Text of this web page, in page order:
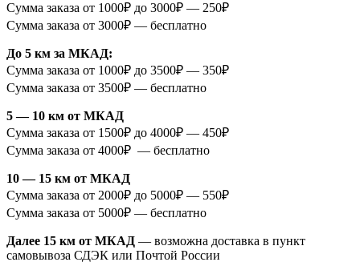
Сумма заказа от 1000₽ до 3000₽ — 250₽
Сумма заказа от 3000₽ — бесплатно
До 5 км за МКАД:
Сумма заказа от 1000₽ до 3500₽ — 350₽
Сумма заказа от 3500₽ — бесплатно
5 — 10 км от МКАД
Сумма заказа от 1500₽ до 4000₽ — 450₽
Сумма заказа от 4000₽ — бесплатно
10 — 15 км от МКАД
Сумма заказа от 2000₽ до 5000₽ — 550₽
Сумма заказа от 5000₽ — бесплатно
Далее 15 км от МКАД — возможна доставка в пункт
самовывоза СДЭК или Почтой России